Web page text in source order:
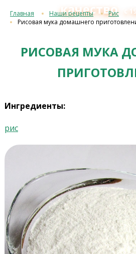
качество
с
Главная Наши рецепты
Рис
Рисовая мука домашнего
РИСОВАЯ МУКА
Ингредиенты:
рис